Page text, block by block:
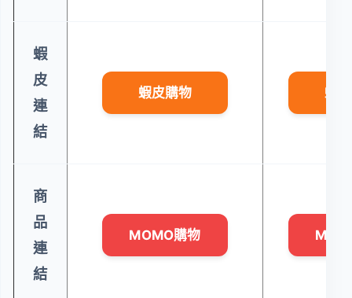
蝦
皮
連
結
蝦皮購物 蝦
商
品
連
結
MOMO購物